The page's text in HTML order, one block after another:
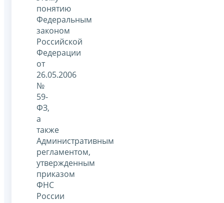
понятию
Федеральным
законом
Российской
Федерации
от
26.05.2006
№
59-
ФЗ,
а
также
Административным
регламентом,
утвержденным
приказом
ФНС
России